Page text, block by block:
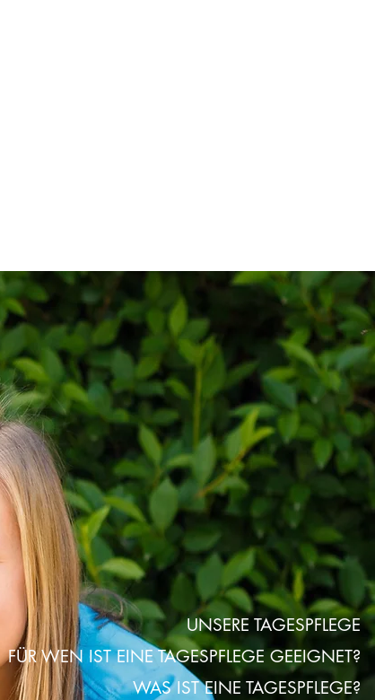
UNSERE TAGESPFLEGE
FÜR WEN IST EINE TAGESPFLEGE GEEIGNET?
WAS IST EINE TAGESPFLEGE?